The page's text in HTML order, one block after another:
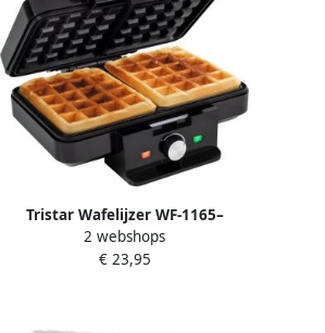
Tristar Wafelijzer WF-1165–
Wafelmaker met Anti-aanbaklaag
Voor 2 wafels Regelbare
2 webshops
€ 23,95